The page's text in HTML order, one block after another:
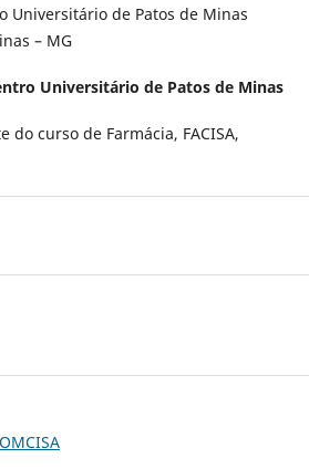
Universitário de Patos de Minas
– MG
Universitário de Patos de Minas
do curso de Farmácia, FACISA,